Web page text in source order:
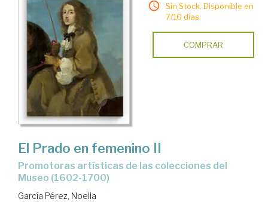
Sin Stock. Disponible en
7/10 días.
COMPRAR
El Prado en femenino II
promotoras artísticas de las colecciones del
Museo (1602-1700)
García Pérez, Noelia